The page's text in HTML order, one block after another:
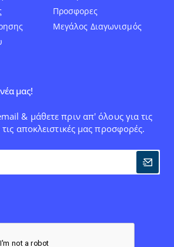
Προσφορες
Μεγάλος Διαγωνισμός
μας!
& μάθετε πριν απ' όλους για τις
τις αποκλειστικές μας προσφορές.